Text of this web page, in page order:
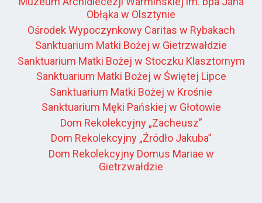
Obłąka w Olsztynie
Ośrodek Wypoczynkowy Caritas w Rybakach
Sanktuarium Matki Bożej w Gietrzwałdzie
Sanktuarium Matki Bożej w Stoczku Klasztornym
Sanktuarium Matki Bożej w Świętej Lipce
Sanktuarium Matki Bożej w Krośnie
Sanktuarium Męki Pańskiej w Głotowie
Dom Rekolekcyjny „Zacheusz”
Dom Rekolekcyjny „Źródło Jakuba”
Dom Rekolekcyjny Domus Mariae w
Gietrzwałdzie